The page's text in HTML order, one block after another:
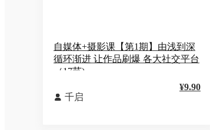
自媒体+摄影课【第1期】由浅到深
循环渐进 让作品刷爆 各大社交平台
（17节)
 千启
¥9.90